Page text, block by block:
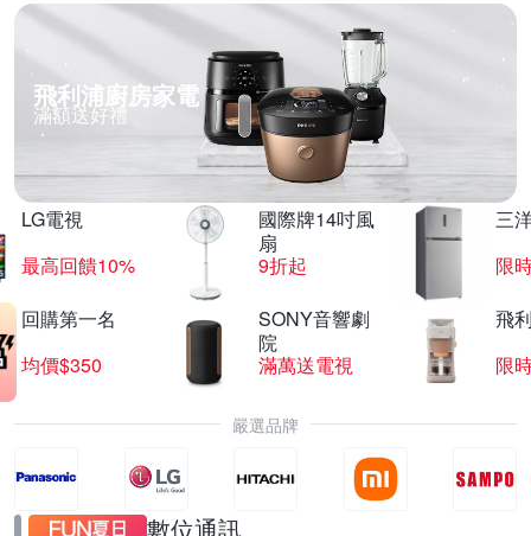
飛利浦廚房家電
滿額送好禮
LG電視
最高回饋10%
國際牌14吋風
扇
9折起
三
限
回購第一名
均價$350
SONY音響劇
院
滿萬送電視
飛
限
嚴選品牌
數位通訊